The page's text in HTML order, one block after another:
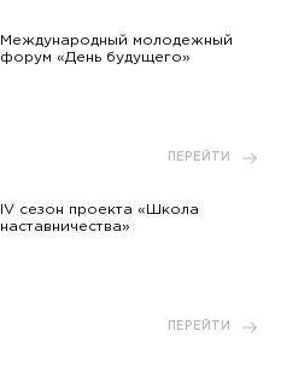
Международный молодежный
форум «День будущего»
ПЕРЕЙТИ
IV сезон проекта «Школа
наставничества»
ПЕРЕЙТИ